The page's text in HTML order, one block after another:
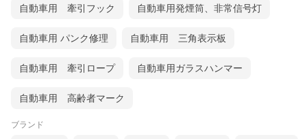
自動車用 牽引フック 自動車用発煙筒、非常信号灯
自動車用 パンク修理 自動車用 三角表示板
自動車用 牽引ロープ 自動車用ガラスハンマー
自動車用 高齢者マーク
ブランド